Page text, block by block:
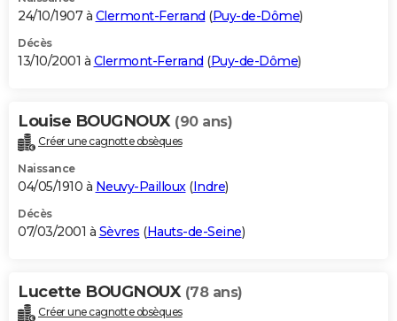
24/10/1907 à Clermont-Ferrand (Puy-de-Dôme)
Décès
13/10/2001 à Clermont-Ferrand (Puy-de-Dôme)
Louise BOUGNOUX (90 ans)
Créer une cagnotte obsèques
Naissance
04/05/1910 à Neuvy-Pailloux(Indre)
Décès
07/03/2001 à Sèvres (Hauts-de-Seine)
Lucette BOUGNOUX (78 ans)
Créer une cagnotte obsèques